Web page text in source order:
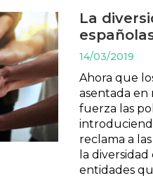
La
14/03/2019
Ahora que
asentada
fuerza las
reclama a
la
entidades